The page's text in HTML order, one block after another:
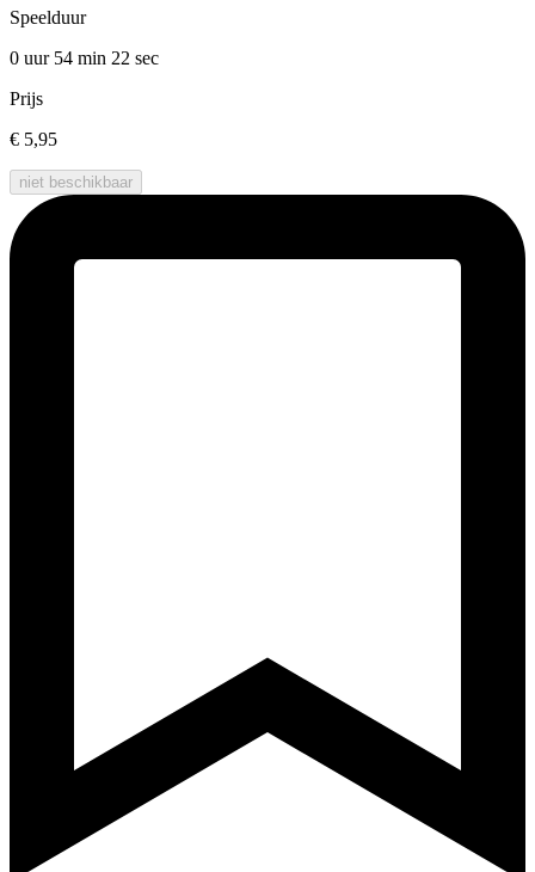
Speelduur
0 uur 54 min 22 sec
Prijs
€ 5,95
niet beschikbaar